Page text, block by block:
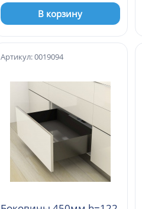
В корзину
Артикул: 0019094